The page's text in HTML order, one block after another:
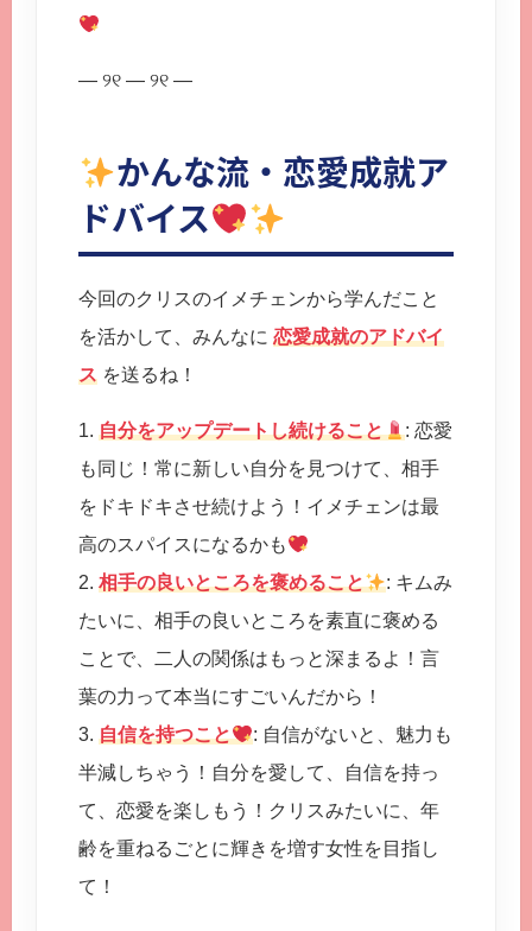
— ୨୧ — ୨୧ —
かんな流・恋愛成就ア
ドバイス
今回のクリスのイメチェンから学んだこと
を活かして、みんなに 恋愛成就のアドバイ
ス を送るね！
1. 自分をアップデートし続けること
: 恋愛
も同じ！常に新しい自分を見つけて、相手
をドキドキさせ続けよう！イメチェンは最
高のスパイスになるかも
2. 相手の良いところを褒めること
: キムみ
たいに、相手の良いところを素直に褒める
ことで、二人の関係はもっと深まるよ！言
葉の力って本当にすごいんだから！
3. 自信を持つこと
: 自信がないと、魅力も
半減しちゃう！自分を愛して、自信を持っ
て、恋愛を楽しもう！クリスみたいに、年
齢を重ねるごとに輝きを増す女性を目指し
て！